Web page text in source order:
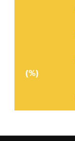
(%)